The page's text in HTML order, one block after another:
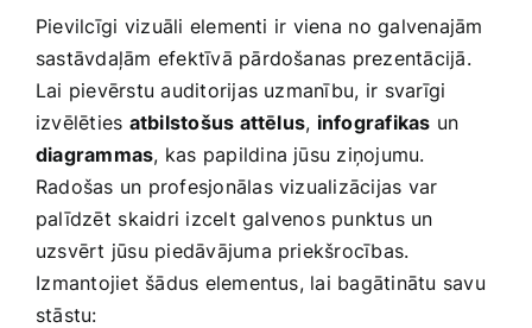
Pievilcīgi ⁤vizuāli elementi​ ir ‌viena⁣ no galvenajām
sastāvdaļām efektīvā​ pārdošanas prezentācijā.
Lai‍ pievērstu auditorijas uzmanību, ⁤ir svarīgi
izvēlēties atbilstošus attēlus, infografikas un
diagrammas, kas papildina jūsu ziņojumu.
Radošas un profesjonālas vizualizācijas var
palīdzēt⁤ skaidri izcelt galvenos punktus ​un
uzsvērt jūsu piedāvājuma priekšrocības.
⁢Izmantojiet šādus elementus, lai bagātinātu savu
stāstu: